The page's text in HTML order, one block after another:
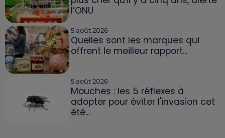
l’ONU
5 août 2026
Quelles sont les marques qui
offrent le meilleur rapport...
5 août 2026
Mouches : les 5 réflexes à
adopter pour éviter l'invasion cet
été...